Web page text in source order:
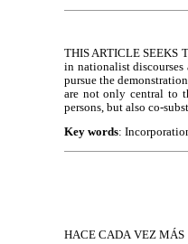
THIS ARTICLE SEEKS
in nationalist discourses
pursue the
are not only central to
persons, but also co-
Key words:
HACE CADA VEZ MÁS